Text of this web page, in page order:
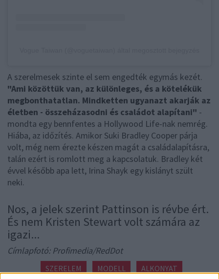
A szerelmesek szinte el sem engedték egymás kezét.
"Ami közöttük van, az különleges, és a kötelékük
megbonthatatlan. Mindketten ugyanazt akarják az
életben - összeházasodni és családot alapítani" -
mondta egy bennfentes a Hollywood Life-nak nemrég.
Hiába, az időzítés. Amikor Suki Bradley Cooper párja
volt, még nem érezte készen magát a családalapításra,
talán ezért is romlott meg a kapcsolatuk. Bradley két
évvel később apa lett, Irina Shayk egy kislányt szült
neki.
Nos, a jelek szerint Pattinson is révbe ért.
És nem Kristen Stewart volt számára az
igazi...
Címlapfotó: Profimedia/RedDot
SZERELEM MODELL ALKONYAT